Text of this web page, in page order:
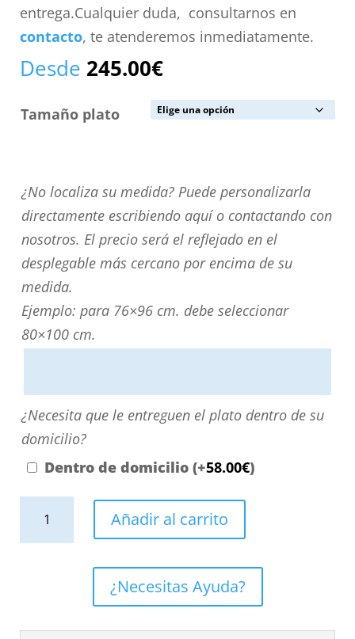
entrega.Cualquier duda, consultarnos en
contacto, te atenderemos inmediatamente.
Desde 245.00€
Tamaño plato
¿No
localiza
su
medida?
Puede
personalizarla
directamente
contactando
nosotros.
El
precio
será
¿No localiza su medida? Puede personalizarla
directamente escribiendo aquí o contactando con
nosotros. El precio será el reflejado en el
desplegable más cercano por encima de su
medida.
Ejemplo: para 76×96 cm. debe seleccionar
80×100 cm.
¿Necesita
que
le
domicilio?
¿Necesita que le entreguen el plato dentro de su
domicilio?
Dentro de domicilio (+58.00€)
Deco
Añadir al carrito
¿Necesitas Ayuda?